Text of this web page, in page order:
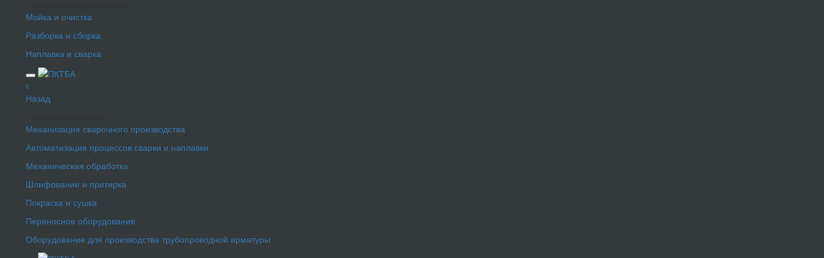
Мойка и очистка
Разборка и сборка
Наплавка и сварка
Назад
Механизация сварочного производства
Автоматизация процессов сварки и наплавки
Механическая обработка
Шлифование и притирка
Покраска и сушка
Переносное оборудование
Оборудование для производства трубопроводной арматуры